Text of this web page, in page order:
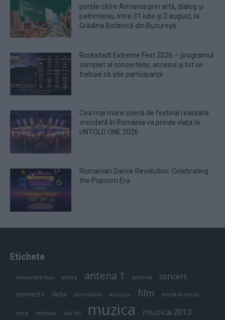
porțile către Armenia prin artă, dialog și
patrimoniu, între 31 iulie și 2 august, la
Grădina Botanică din București
Rockstadt Extreme Fest 2026 – programul
complet al concertelor, accesul și tot ce
trebuie să știe participanții
Cea mai mare scenă de festival realizată
vreodată în România va prinde viață la
UNTOLD ONE 2026
Romanian Dance Revolution: Celebrating
the Popcorn Era
Etichete
alexandra stan andra antena 1 antonia concert
connect-r delia eurovision exclusiv film horia brenciu
inna interviu kiss fm muzica muzica 2013